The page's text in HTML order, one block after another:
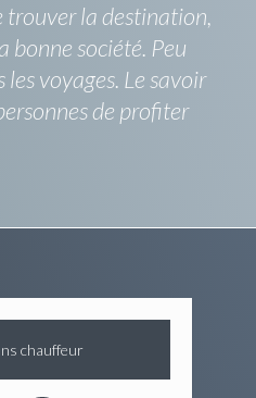
trouver la destination,
bonne société. Peu
voyages. Le savoir
de profiter
chauffeur